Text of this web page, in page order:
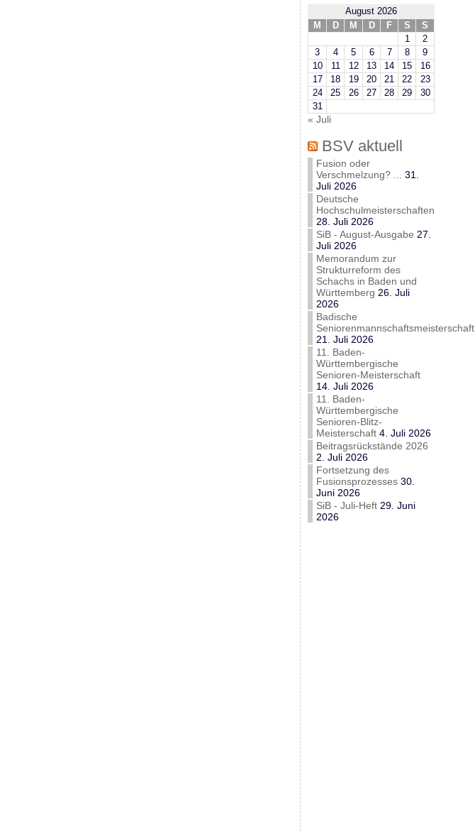
August 2026
M
D M D F S
S
1
2
3
4 5 6 7 8
9
10
11 12 13 14 15
16
17
18 19 20 21 22
23
24
25 26 27 28 29
30
31
« Juli
BSV aktuell
Fusion oder
Verschmelzung? ...
31.
Juli 2026
Deutsche
Hochschulmeisterschaften
28. Juli 2026
SiB - August-Ausgabe 27.
Juli 2026
Memorandum zur
Strukturreform des
Schachs in Baden und
Württemberg 26. Juli
2026
Badische
Seniorenmannschaftsmeisterschaft
21. Juli 2026
11. Baden-
Württembergische
Senioren-Meisterschaft
14. Juli 2026
11. Baden-
Württembergische
Senioren-Blitz-
Meisterschaft 4. Juli 2026
Beitragsrückstände 2026
2. Juli 2026
Fortsetzung des
Fusionsprozesses 30.
Juni 2026
SiB - Juli-Heft 29. Juni
2026